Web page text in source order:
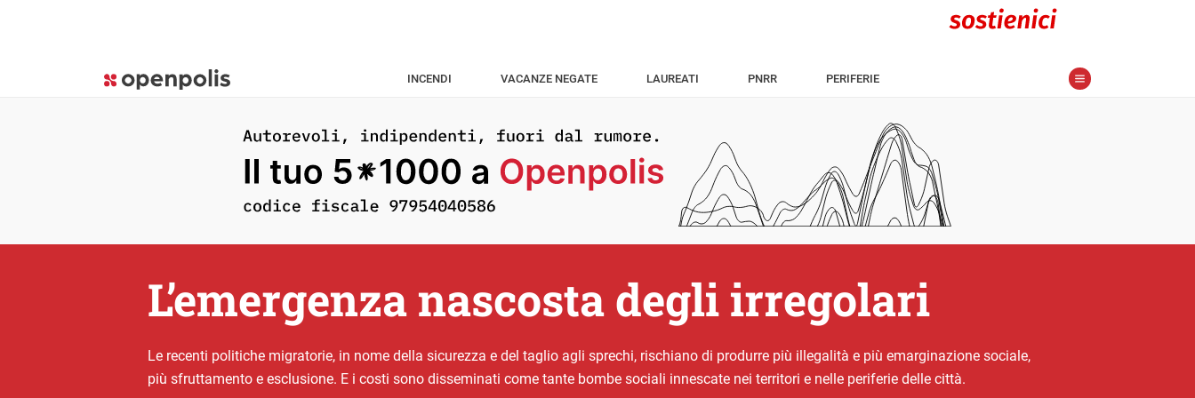
INCENDI VACANZE NEGATE LAUREATI PNRR PERIFERIE
L’emergenza nascosta degli irregolari
Le recenti politiche migratorie, in nome della sicurezza e del taglio agli sprechi, rischiano di produrre più illegalità e più emarginazione sociale,
più sfruttamento e esclusione. E i costi sono disseminati come tante bombe sociali innescate nei territori e nelle periferie delle città.